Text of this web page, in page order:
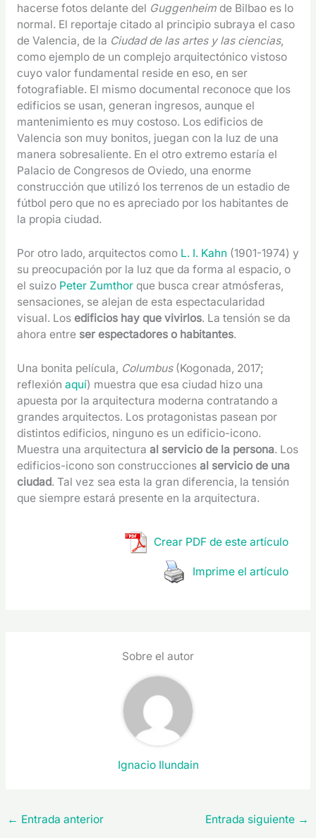
hacerse fotos delante del Guggenheim de Bilbao es lo
normal. El reportaje citado al principio subraya el caso
de Valencia, de la Ciudad de las artes y las ciencias,
como ejemplo de un complejo arquitectónico vistoso
cuyo valor fundamental reside en eso, en ser
fotografiable. El mismo documental reconoce que los
edificios se usan, generan ingresos, aunque el
mantenimiento es muy costoso. Los edificios de
Valencia son muy bonitos, juegan con la luz de una
manera sobresaliente. En el otro extremo estaría el
Palacio de Congresos de Oviedo, una enorme
construcción que utilizó los terrenos de un estadio de
fútbol pero que no es apreciado por los habitantes de
la propia ciudad.
Por otro lado, arquitectos como L. I. Kahn (1901-1974) y
su preocupación por la luz que da forma al espacio, o
el suizo Peter Zumthorque busca crear atmósferas,
sensaciones, se alejan de esta espectacularidad
visual. Los edificios hay que vivirlos. La tensión se da
ahora entre ser espectadores o habitantes.
Una bonita película, Columbus (Kogonada, 2017;
reflexión aquí) muestra que esa ciudad hizo una
apuesta por la arquitectura moderna contratando a
grandes arquitectos. Los protagonistas pasean por
distintos edificios, ninguno es un edificio-icono.
Muestra una arquitectura al servicio de la persona. Los
edificios-icono son construcciones al servicio de una
ciudad. Tal vez sea esta la gran diferencia, la tensión
que siempre estará presente en la arquitectura.
Crear PDF de este artículo
Imprime el artículo
Sobre el autor
Ignacio Ilundain
← Entrada anterior Entrada siguiente →